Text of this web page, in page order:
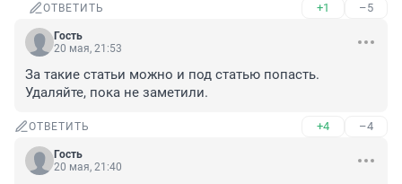
ОТВЕТИТЬ +1 –5
Гость
20 мая, 21:53
За такие статьи можно и под статью попасть.
Удаляйте, пока не заметили.
ОТВЕТИТЬ +4 –4
Гость
20 мая, 21:40